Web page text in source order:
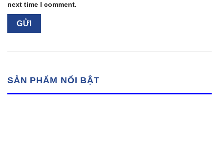
next time I comment.
SẢN PHẨM NỔI BẬT